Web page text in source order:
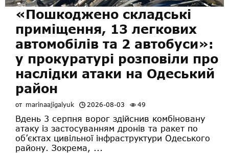
«Пошкоджено складські
приміщення, 13 легкових
автомобілів та 2 автобуси»:
у прокуратурі розповіли про
наслідки атаки на Одеський
район
от marinaajigalyuk 2026-08-03 49
Вдень 3 серпня ворог здійснив комбіновану
атаку із застосуванням дронів та ракет по
об’єктах цивільної інфраструктури Одеського
району. Зокрема, ...